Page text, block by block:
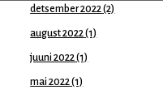
detsember 2022(2)
august 2022(1)
juuni 2022(1)
mai 2022(1)